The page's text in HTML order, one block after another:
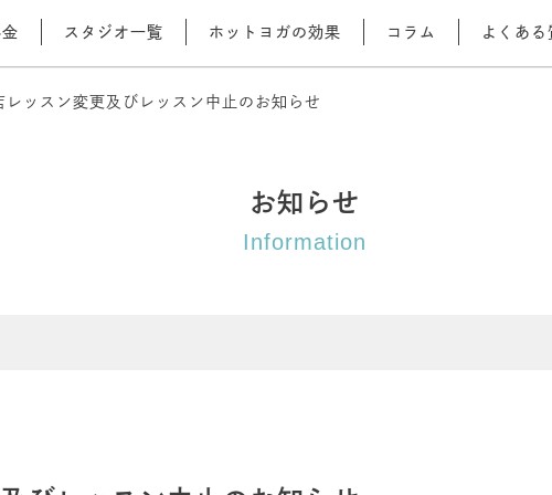
スタジオ一覧 ホットヨガの効果 コラム よくある
レッスン変更及びレッスン中止のお知らせ
お知らせ
Information